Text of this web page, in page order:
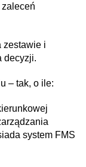
zestawie i
decyzji.
– tak, o ile:
system FMS